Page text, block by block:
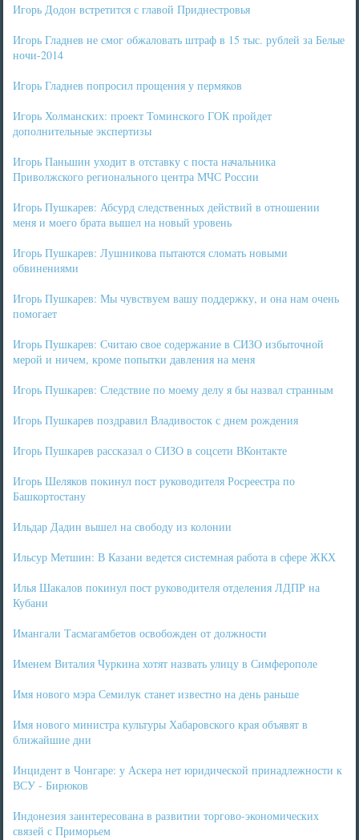
Игорь Додон встретится с главой Приднестровья
Игорь Гладнев не смог обжаловать штраф в 15 тыс. рублей за Белые
ночи-2014
Игорь Гладнев попросил прощения у пермяков
Игорь Холманских: проект Томинского ГОК пройдет
дополнительные экспертизы
Игорь Паньшин уходит в отставку с поста начальника
Приволжского регионального центра МЧС России
Игорь Пушкарев: Абсурд следственных действий в отношении
меня и моего брата вышел на новый уровень
Игорь Пушкарев: Лушникова пытаются сломать новыми
обвинениями
Игорь Пушкарев: Мы чувствуем вашу поддержку, и она нам очень
помогает
Игорь Пушкарев: Считаю свое содержание в СИЗО избыточной
мерой и ничем, кроме попытки давления на меня
Игорь Пушкарев: Следствие по моему делу я бы назвал странным
Игорь Пушкарев поздравил Владивосток с днем рождения
Игорь Пушкарев рассказал о СИЗО в соцсети ВКонтакте
Игорь Шеляков покинул пост руководителя Росреестра по
Башкортостану
Ильдар Дадин вышел на свободу из колонии
Ильсур Метшин: В Казани ведется системная работа в сфере ЖКХ
Илья Шакалов покинул пост руководителя отделения ЛДПР на
Кубани
Имангали Тасмагамбетов освобожден от должности
Именем Виталия Чуркина хотят назвать улицу в Симферополе
Имя нового мэра Семилук станет известно на день раньше
Имя нового министра культуры Хабаровского края объявят в
ближайшие дни
Инцидент в Чонгаре: у Аскера нет юридической принадлежности к
ВСУ - Бирюков
Индонезия заинтересована в развитии торгово-экономических
связей с Приморьем